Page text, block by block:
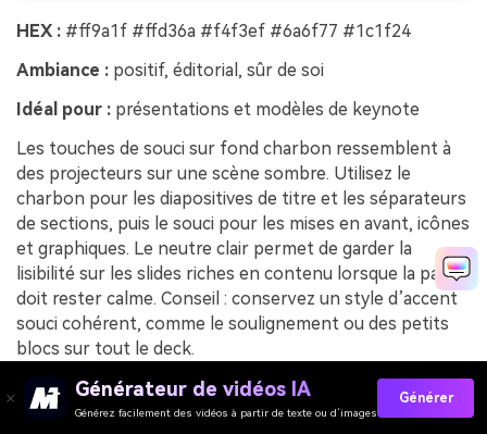
HEX : #ff9a1f #ffd36a #f4f3ef #6a6f77 #1c1f24
Ambiance : positif, éditorial, sûr de soi
Idéal pour : présentations et modèles de keynote
Les touches de souci sur fond charbon ressemblent à
des projecteurs sur une scène sombre. Utilisez le
charbon pour les diapositives de titre et les séparateurs
de sections, puis le souci pour les mises en avant, icônes
et graphiques. Le neutre clair permet de garder la
lisibilité sur les slides riches en contenu lorsque la page
doit rester calme. Conseil : conservez un style d’accent
souci cohérent, comme le soulignement ou des petits
blocs sur tout le deck.
Exemple d’image de marigold charcoal générée avec
media.io
Générateur de vidéos IA
Générez facilement des vidéos à partir de texte ou d’images
Générer